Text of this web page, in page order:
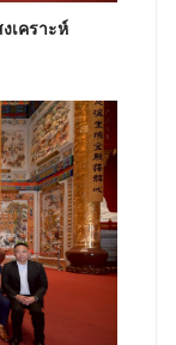
เคราะห์